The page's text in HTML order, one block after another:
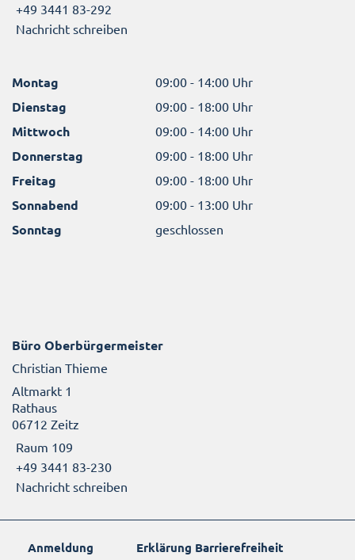
+49 3441 83-292
Nachricht schreiben
Montag 09:00 - 14:00 Uhr
Dienstag 09:00 - 18:00 Uhr
Mittwoch 09:00 - 14:00 Uhr
Donnerstag 09:00 - 18:00 Uhr
Freitag 09:00 - 18:00 Uhr
Sonnabend 09:00 - 13:00 Uhr
Sonntag geschlossen
Büro Oberbürgermeister
Christian Thieme
Altmarkt 1
Rathaus
06712 Zeitz
Raum 109
+49 3441 83-230
Nachricht schreiben
Anmeldung Erklärung Barrierefreiheit